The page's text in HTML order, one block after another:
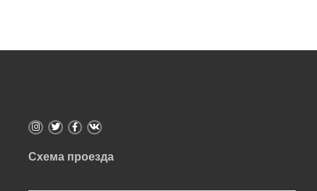
Схема проезда